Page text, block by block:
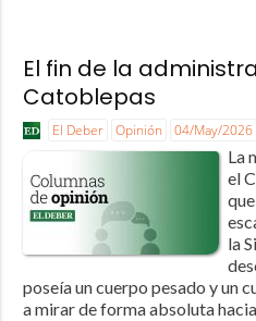
El fin de la
Catoblepas
El Deber Opinión 04/May/2026
La
el
la
poseía un cuerpo pesado y un
a mirar de forma absoluta